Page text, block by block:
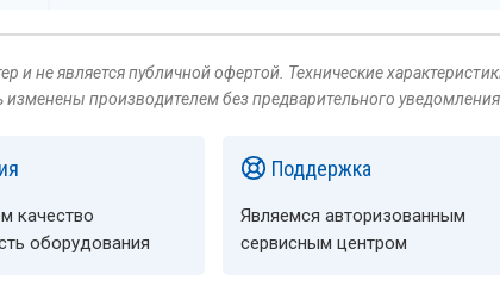
не является публичной офертой. Технические
производителем без предварительного уведомления.
качество
оборудования
Поддержка
Являемся авторизованным
сервисным центром